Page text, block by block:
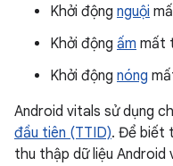
Khởi động nguội
Khởi động ấm mất
Khởi động nóng
Android vitals sử dụng
đầu tiên (TTID). Để biết
thu thập dữ liệu Android